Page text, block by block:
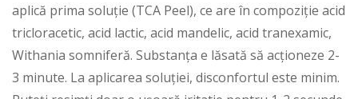
aplică prima soluție (TCA Peel), ce are în compoziție acid
tricloracetic, acid lactic, acid mandelic, acid tranexamic,
Withania somniferă. Substanța e lăsată să acționeze 2-
3 minute. La aplicarea soluției, disconfortul este minim.